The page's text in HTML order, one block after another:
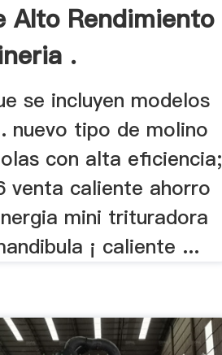
Alto Rendimiento
.
se incluyen modelos
nuevo tipo de molino
con alta eficiencia;
venta caliente ahorro
mini trituradora
¡ caliente ...